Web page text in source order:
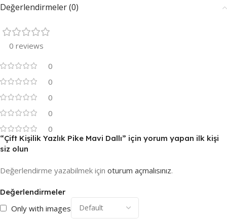
Değerlendirmeler (0)
0 reviews
0
0
0
0
0
Değerlendirmeler
Only with images
“Çift Kişilik Yazlık Pike Mavi Dallı” için yorum yapan ilk kişi
siz olun
Değerlendirme yazabilmek için oturum açmalısınız.